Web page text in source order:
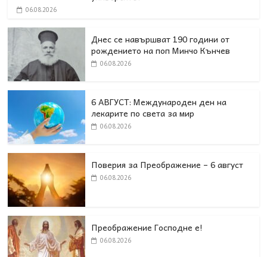
06.08.2026
Днес се навършват 190 години от
рождението на поп Минчо Кънчев
06.08.2026
6 АВГУСТ: Международен ден на
лекарите по света за мир
06.08.2026
Поверия за Преображение – 6 август
06.08.2026
Преображение Господне е!
06.08.2026